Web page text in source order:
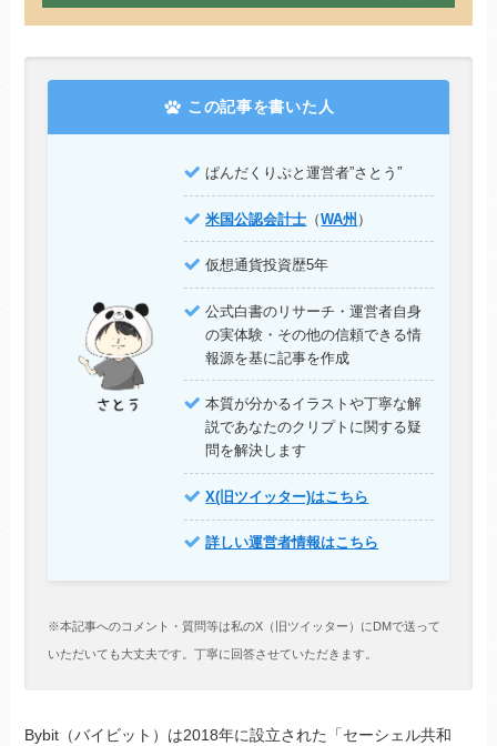
この記事を書いた人
ぱんだくりぷと運営者”さとう”
米国公認会計士 （WA州 ）
仮想通貨投資歴5年
公式白書のリサーチ・運営者自身
の実体験・その他の信頼できる情
報源を基に記事を作成
本質が分かるイラストや丁寧な解
説であなたのクリプトに関する疑
問を解決します
X(旧ツイッター)はこちら
詳しい運営者情報はこちら
※本記事へのコメント・質問等は私のX（旧ツイッター）にDMで送って
いただいても大丈夫です。丁寧に回答させていただきます。
Bybit（バイビット）は2018年に設立された「セーシェル共和